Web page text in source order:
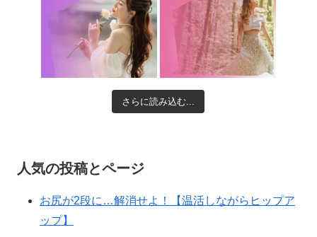
さらに読み込む...
人気の投稿とページ
お尻が2段に…解消せよ！【温活しながらヒップア
ップ】